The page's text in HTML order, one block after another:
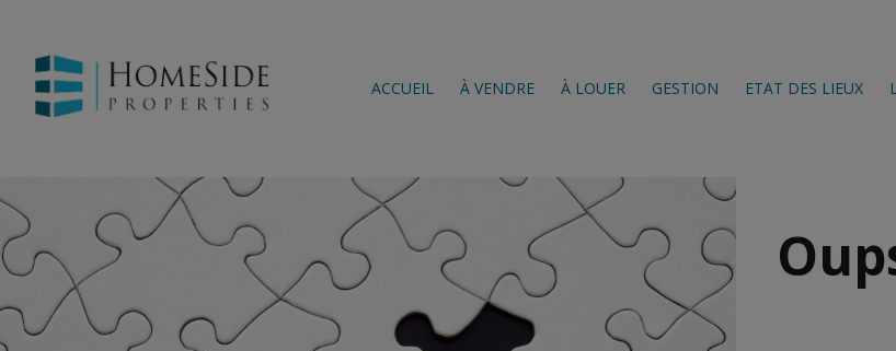
ACCUEIL À VENDRE À LOUER GESTION ETAT DES LIEUX